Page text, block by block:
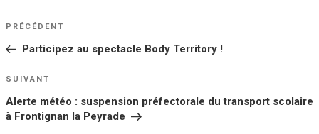
NAVIGATION
DE
Article
PRÉCÉDENT
Participez au spectacle Body Territory !
Article
SUIVANT
Alerte météo : suspension préfectorale du transport scolaire
à Frontignan la Peyrade